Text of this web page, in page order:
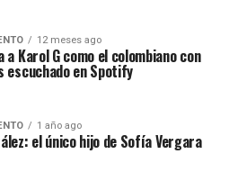
12 meses ago
a Karol G como el colombiano con
escuchado en Spotify
1 año ago
el único hijo de Sofía Vergara